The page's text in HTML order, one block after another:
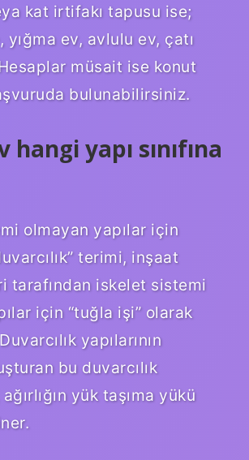
kat irtifakı tapusu ise;
yığma ev, avlulu ev, çatı
müsait ise konut
bulunabilirsiniz.
hangi yapı sınıfına
olmayan yapılar için
terimi, inşaat
tarafından iskelet sistemi
için “tuğla işi” olarak
yapılarının
bu duvarcılık
yük taşıma yükü